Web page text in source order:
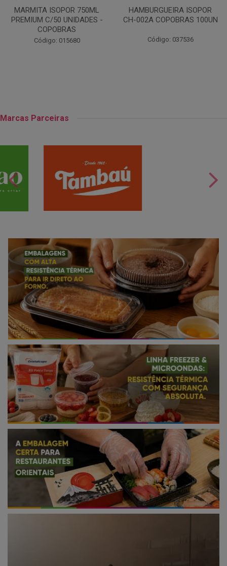
HAMBURGUEIRA ISOPOR
CH-002A COPOBRAS 100UN
Código: 037536
CAIXA PARDA PIZZA N30
OITAVADA BALUARTE C/10
Código: 001124
Marcas Parceiras